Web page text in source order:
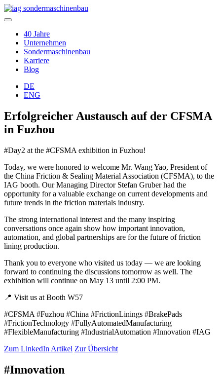
40 Jahre
Unternehmen
Sondermaschinenbau
Karriere
Blog
DE
ENG
Erfolgreicher Austausch auf der CFSMA
in Fuzhou
#Day2 at the #CFSMA exhibition in Fuzhou!
Today, we were honored to welcome Mr. Wang Yao, President of
the China Friction & Sealing Material Association (CFSMA), to the
IAG booth. Our Managing Director Stefan Gruber had the
opportunity for a valuable exchange on current developments and
future trends in the friction materials industry.
The strong international interest and the many inspiring
conversations once again show how important innovation,
automation, and global partnerships are for the future of friction
lining production.
Thank you to everyone who visited us today — we are looking
forward to continuing the discussions tomorrow as well. The
exhibition will continue on May 13 until 2:00 PM.
📍 Visit us at Booth W57
#CFSMA #Fuzhou #China #FrictionLinings #BrakePads
#FrictionTechnology #FullyAutomatedManufacturing
#FlexibleManufacturing #IndustrialAutomation #Innovation #IAG
Zum LinkedIn Artikel Zur Übersicht
#Innovation